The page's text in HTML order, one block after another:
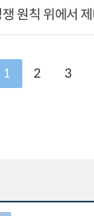
원칙 위에서
1 2 3